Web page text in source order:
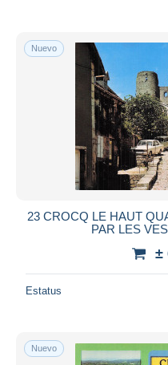
Nuevo
23 CROCQ LE HAUT
PAR LES
±
Estatus
Nuevo